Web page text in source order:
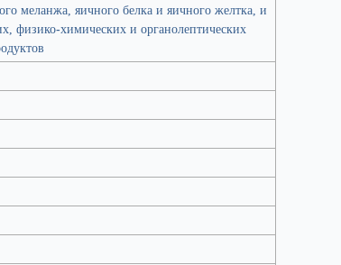
меланжа, яичного белка и яичного желтка, и
физико-химических и органолептических